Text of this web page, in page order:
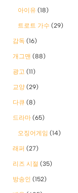
아이유 (18)
트로트 가수 (29)
감독 (16)
개그맨 (88)
광고 (11)
교양 (29)
다큐 (8)
드라마 (65)
오징어게임 (14)
래퍼 (27)
리즈 시절 (35)
방송인 (152)